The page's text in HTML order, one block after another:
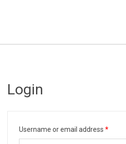
Login
Username or email address *